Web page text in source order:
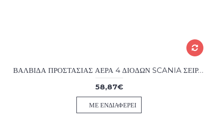
ΒΑΛΒΙΔΑ ΠΡΟΣΤΑΣΙΑΣ ΑΕΡΑ 4 ΔΙΟΔΩΝ SCANIA ΣΕΙΡΑ 4 AFTER MARKET
58,87€
ΜΕ ΕΝΔΙΑΦΈΡΕΙ